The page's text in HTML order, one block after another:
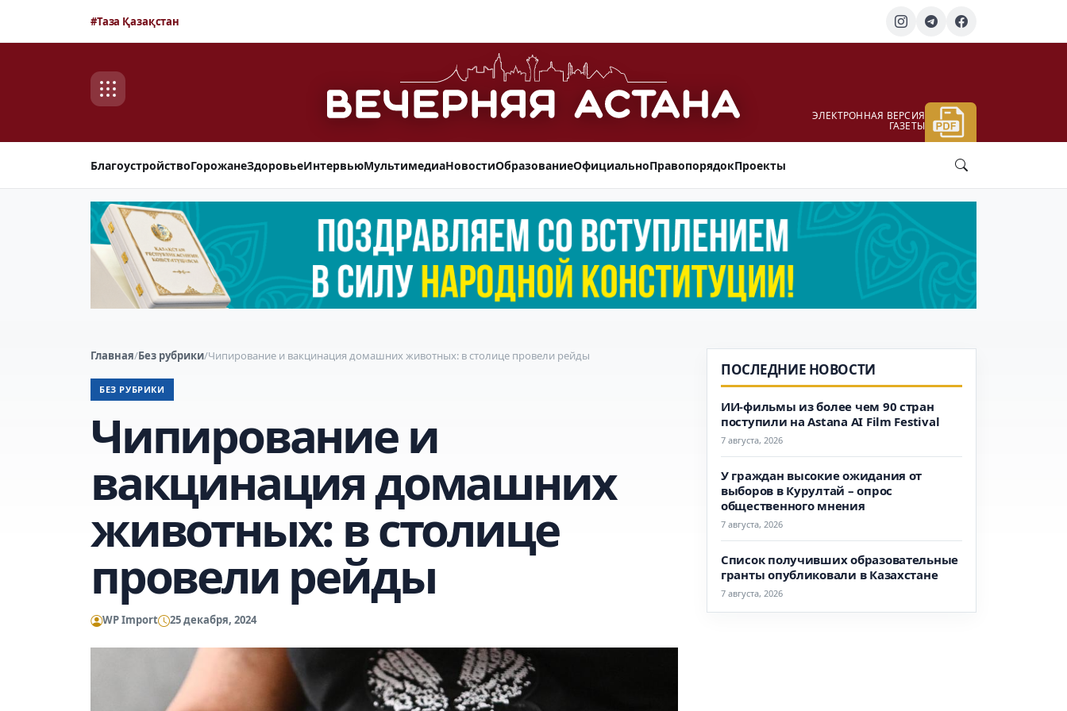
#Таза Қазақстан
ЭЛЕКТРОННАЯ ВЕРСИЯ
ГАЗЕТЫ
БлагоустройствоГорожанеЗдоровьеИнтервьюМультимедиаНовостиОбразованиеОфициальноПравопорядокПроекты
Главная/Без рубрики/Чипирование и вакцинация домашних животных: в столице провели рейды
БЕЗ РУБРИКИ
Чипирование и
вакцинация домашних
животных: в столице
провели рейды
WP Import 25 декабря, 2024
ПОСЛЕДНИЕ НОВОСТИ
ИИ-фильмы из более чем 90 стран
поступили на Astana AI Film Festival
7 августа, 2026
У граждан высокие ожидания от
выборов в Курултай – опрос
общественного мнения
7 августа, 2026
Список получивших образовательные
гранты опубликовали в Казахстане
7 августа, 2026